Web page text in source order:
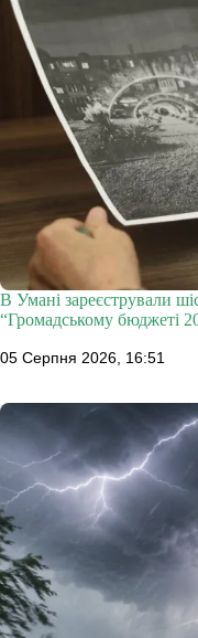
В Умані зареєстрували
“Громадському бюджеті
05 Серпня 2026, 16:51